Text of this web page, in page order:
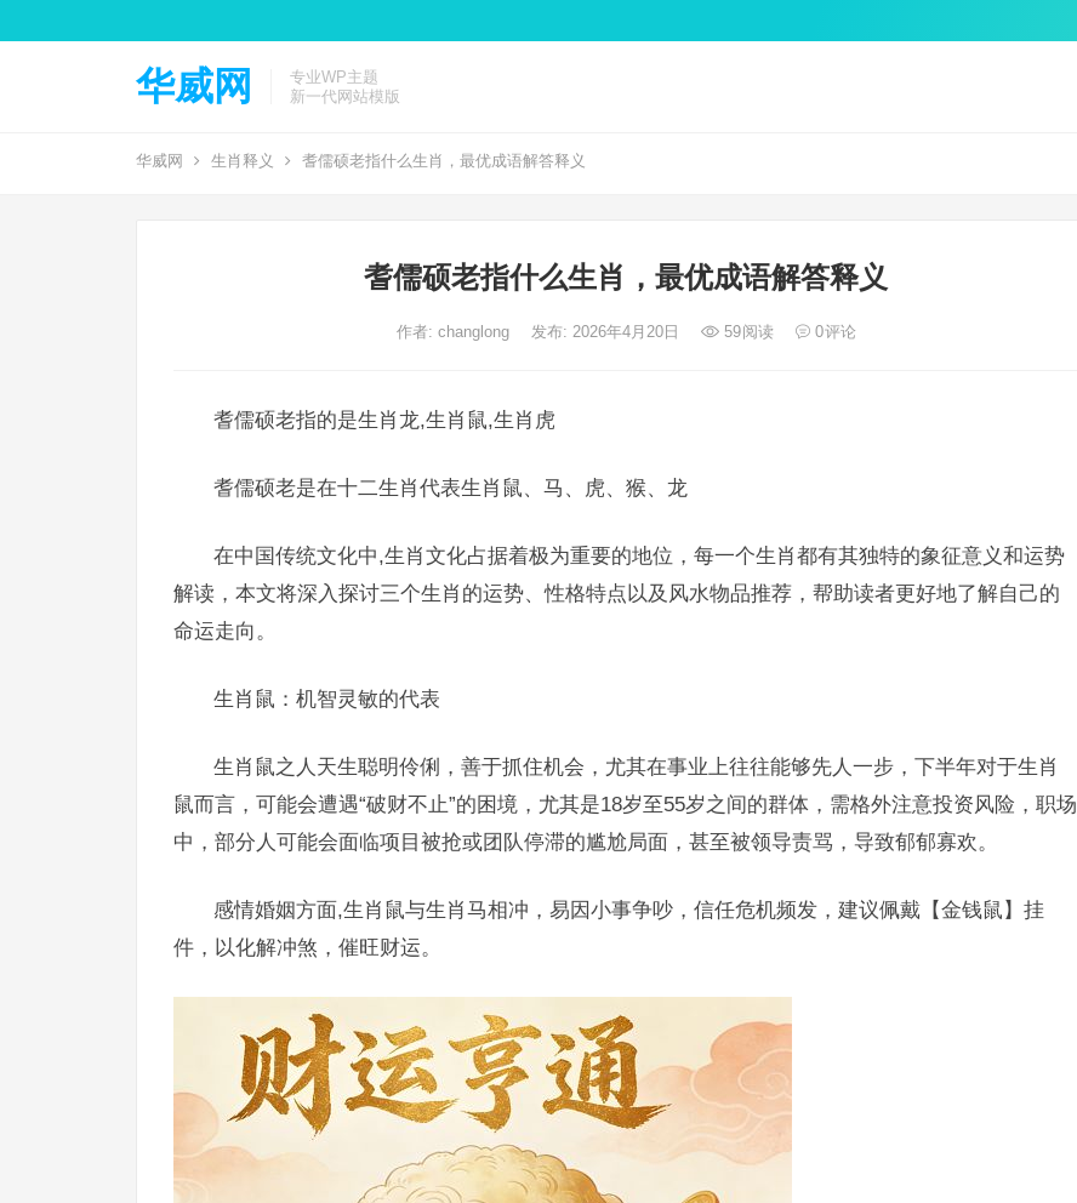
华威网
专业WP主题
新一代网站模版
华威网 生肖释义 耆儒硕老指什么生肖，最优成语解答释义
耆儒硕老指什么生肖，最优成语解答释义
作者: changlong 发布: 2026年4月20日 59阅读 0评论
耆儒硕老指的是生肖龙,生肖鼠,生肖虎
耆儒硕老是在十二生肖代表生肖鼠、马、虎、猴、龙
在中国传统文化中,生肖文化占据着极为重要的地位，每一个生肖都有其独特的象征意义和运势
解读，本文将深入探讨三个生肖的运势、性格特点以及风水物品推荐，帮助读者更好地了解自己的
命运走向。
生肖鼠：机智灵敏的代表
生肖鼠之人天生聪明伶俐，善于抓住机会，尤其在事业上往往能够先人一步，下半年对于生肖
鼠而言，可能会遭遇“破财不止”的困境，尤其是18岁至55岁之间的群体，需格外注意投资风险，职场
中，部分人可能会面临项目被抢或团队停滞的尴尬局面，甚至被领导责骂，导致郁郁寡欢。
感情婚姻方面,生肖鼠与生肖马相冲，易因小事争吵，信任危机频发，建议佩戴【金钱鼠】挂
件，以化解冲煞，催旺财运。